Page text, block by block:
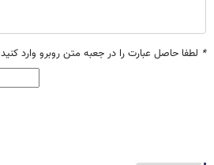
* لطفا حاصل عبارت را در جعبه متن روبرو وارد کنید